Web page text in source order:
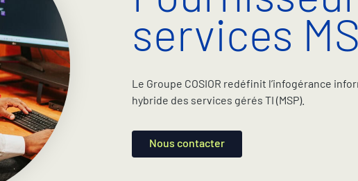
services
Le Groupe COSIOR redéfinit l’infogérance
hybride des services gérés TI (MSP).
Nous contacter